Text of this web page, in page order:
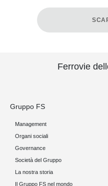
Ferrovie
Gruppo FS
Management
Organi sociali
Governance
Società del Gruppo
La nostra storia
Il Gruppo FS nel mondo